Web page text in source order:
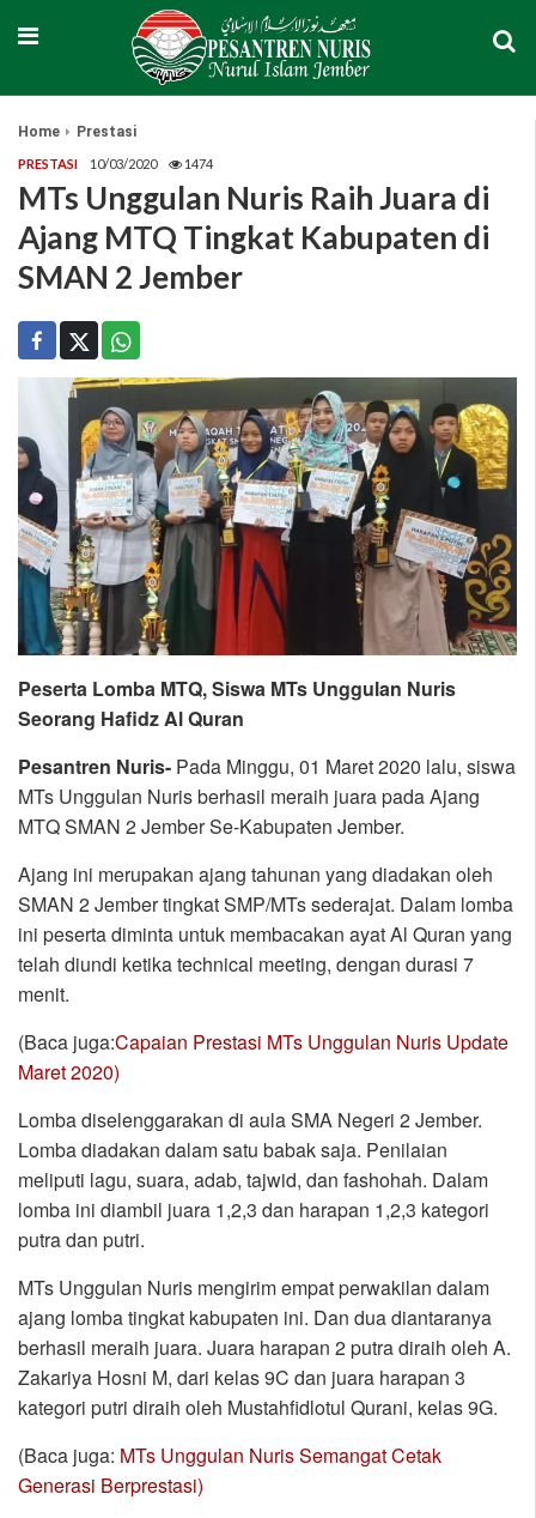
Home Prestasi
PRESTASI 10/03/2020 1474
MTs Unggulan Nuris Raih Juara di
Ajang MTQ Tingkat Kabupaten di
SMAN 2 Jember
Peserta Lomba MTQ, Siswa MTs Unggulan Nuris
Seorang Hafidz Al Quran
Pesantren Nuris- Pada Minggu, 01 Maret 2020 lalu, siswa
MTs Unggulan Nuris berhasil meraih juara pada Ajang
MTQ SMAN 2 Jember Se-Kabupaten Jember.
Ajang ini merupakan ajang tahunan yang diadakan oleh
SMAN 2 Jember tingkat SMP/MTs sederajat. Dalam lomba
ini peserta diminta untuk membacakan ayat Al Quran yang
telah diundi ketika technical meeting, dengan durasi 7
menit.
(Baca juga:Capaian Prestasi MTs Unggulan Nuris Update
Maret 2020)
Lomba diselenggarakan di aula SMA Negeri 2 Jember.
Lomba diadakan dalam satu babak saja. Penilaian
meliputi lagu, suara, adab, tajwid, dan fashohah. Dalam
lomba ini diambil juara 1,2,3 dan harapan 1,2,3 kategori
putra dan putri.
MTs Unggulan Nuris mengirim empat perwakilan dalam
ajang lomba tingkat kabupaten ini. Dan dua diantaranya
berhasil meraih juara. Juara harapan 2 putra diraih oleh A.
Zakariya Hosni M, dari kelas 9C dan juara harapan 3
kategori putri diraih oleh Mustahfidlotul Qurani, kelas 9G.
(Baca juga: MTs Unggulan Nuris Semangat Cetak
Generasi Berprestasi)